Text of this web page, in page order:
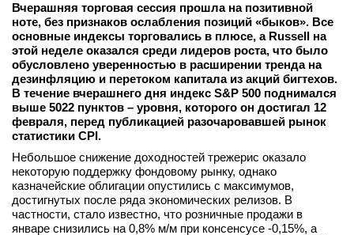
Мероприятия
Новости
Интервью
вконтакте
телеграм
Стать автором
Вчерашняя торговая сессия прошла на позитивной
ноте, без признаков ослабления позиций «быков». Все
основные индексы торговались в плюсе, а Russell на
этой неделе оказался среди лидеров роста, что было
обусловлено уверенностью в расширении тренда на
дезинфляцию и перетоком капитала из акций бигтехов.
В течение вчерашнего дня индекс S&P 500 поднимался
выше 5022 пунктов – уровня, которого он достигал 12
февраля, перед публикацией разочаровавшей рынок
статистики CPI.
Небольшое снижение доходностей трежерис оказало
некоторую поддержку фондовому рынку, однако
казначейские облигации опустились с максимумов,
достигнутых после ряда экономических релизов. В
частности, стало известно, что розничные продажи в
январе снизились на 0,8% м/м при консенсусе -0,15%, а